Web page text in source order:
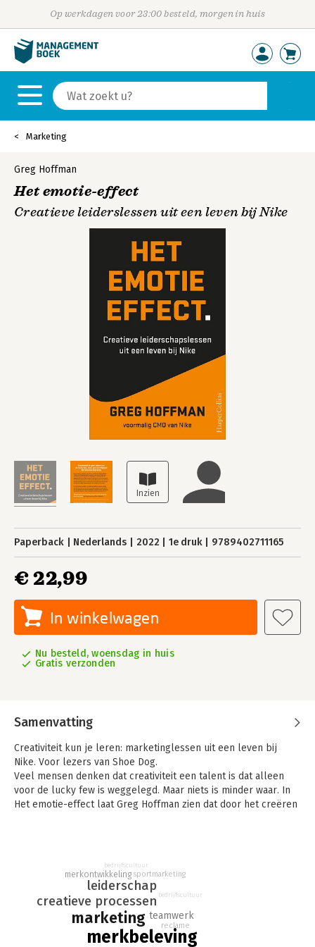
Op werkdagen voor 23:00 besteld, morgen in huis
Marketing
Greg Hoffman
Het emotie-effect
Creatieve leiderslessen uit een leven bij Nike
Paperback Nederlands 2022 1e druk 9789402711165
€ 22,99
In winkelwagen
Nu besteld, woensdag in huis
Gratis verzonden
Samenvatting
Creativiteit kun je leren: marketinglessen uit een leven bij
Nike. Voor lezers van Shoe Dog.
Veel mensen denken dat creativiteit een talent is dat alleen
voor de lucky few is weggelegd. Maar niets is minder waar. In
Het emotie-effect laat Greg Hoffman zien dat door het creëren
campagnes van het bedrijf, zoals voor Cristiano Ronaldo,
Serena Williams, de Olympische Spelen en het WK. Aan de
hand van fascinerende anekdotes vertelt hij hoe hij, door
sterke emotionele banden te creëren, het bekende merk op
de kaart zette.
merkbeleving
marketing
creatieve processen
leiderschap
teamwerk
merkontwikkeling sportmarketing
reclame
bedrijfscultuur
bedrijfscultuur